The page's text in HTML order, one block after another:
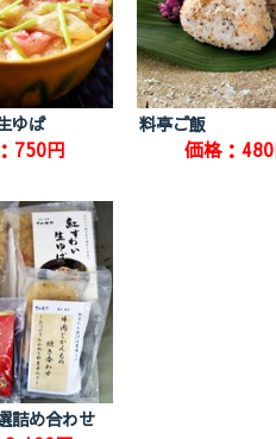
ゆば
750円
料亭ご飯
価格：
詰め合わせ